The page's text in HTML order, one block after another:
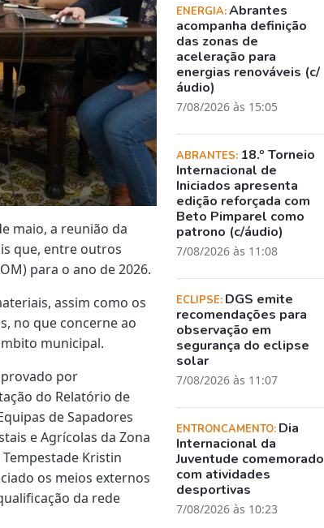
maio, a reunião da
que, entre outros
para o ano de 2026.
assim como os
no que concerne ao
municipal.
por
do Relatório de
de Sapadores
e Agrícolas da Zona
Kristin
os meios externos
da rede
ENERGIA:Abrantes
acompanha definição
das zonas de
aceleração para
energias renováveis (c/
áudio)
7/08/2026 às 15:05
ABRANTES: 18.º Torneio
Internacional de
Iniciados apresenta
edição reforçada com
Beto Pimparel como
patrono (c/áudio)
7/08/2026 às 11:08
ECLIPSE: DGS emite
recomendações para
observação em
segurança do eclipse
solar
7/08/2026 às 11:07
ENTRONCAMENTO: Dia
Internacional da
Juventude comemorado
com atividades
desportivas
7/08/2026 às 10:23